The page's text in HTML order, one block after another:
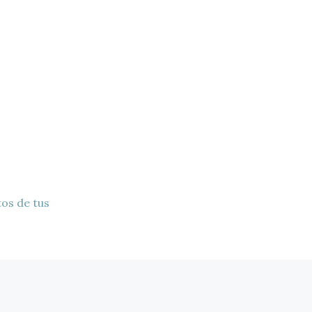
de tus